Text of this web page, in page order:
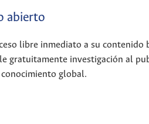
abierto
libre inmediato a su contenido
gratuitamente investigación al
global.